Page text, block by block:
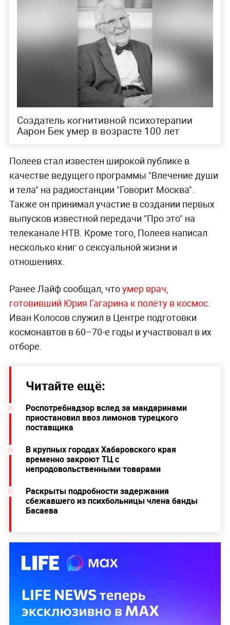
Создатель когнитивной психотерапии
Аарон Бек умер в возрасте 100 лет
Полеев стал известен широкой публике в
качестве ведущего программы "Влечение души
и тела" на радиостанции "Говорит Москва".
Также он принимал участие в создании первых
выпусков известной передачи "Про это" на
телеканале НТВ. Кроме того, Полеев написал
несколько книг о сексуальной жизни и
отношениях.
Ранее Лайф сообщал, чтоумер врач,
готовивший Юрия Гагарина к полёту в космос.
Иван Колосов служил в Центре подготовки
космонавтов в 60–70-е годы и участвовал в их
отборе.
Читайте ещё:
Роспотребнадзор вслед за мандаринами
приостановил ввоз лимонов турецкого
поставщика
В крупных городах Хабаровского края
временно закроют ТЦ с
непродовольственными товарами
Раскрыты подробности задержания
сбежавшего из психбольницы члена банды
Басаева